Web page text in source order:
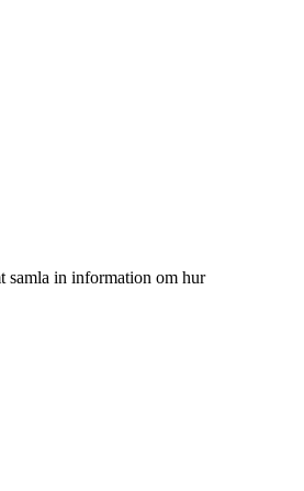
samla in information om hur